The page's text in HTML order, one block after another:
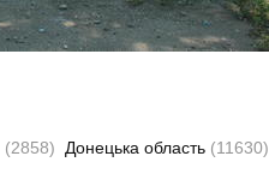
(2858) Донецька область (11630)